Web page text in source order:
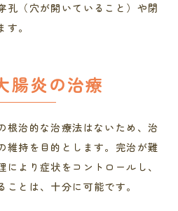
孔（穴が開いていること）や閉
。
腸炎の治療
根治的な治療法はないため、治
維持を目的とします。完治が難
により症状をコントロールし、
とは、十分に可能です。